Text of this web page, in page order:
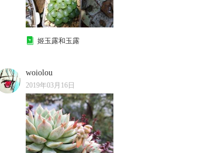
姬玉露和玉露
woiolou
2019年03月16日